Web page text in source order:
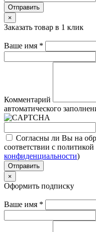
Отправить
×
Заказать товар в 1 клик
Ваше имя *
Комментарий
автоматического
Согласны ли Вы на
соответствии с
конфиденциальности)
Отправить
×
Оформить подписку
Ваше имя *